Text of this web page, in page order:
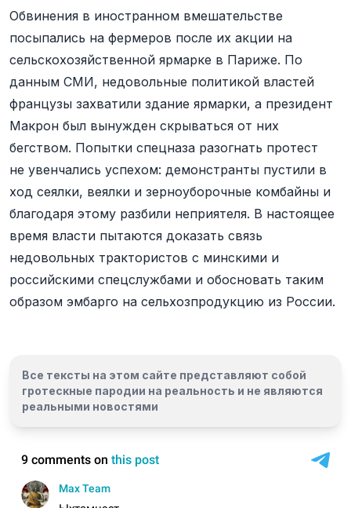
Обвинения в иностранном вмешательстве
посыпались на фермеров после их акции на
сельскохозяйственной ярмарке в Париже. По
данным СМИ, недовольные политикой властей
французы захватили здание ярмарки, а президент
Макрон был вынужден скрываться от них
бегством. Попытки спецназа разогнать протест
не увенчались успехом: демонстранты пустили в
ход сеялки, веялки и зерноуборочные комбайны и
благодаря этому разбили неприятеля. В настоящее
время власти пытаются доказать связь
недовольных трактористов с минскими и
российскими спецслужбами и обосновать таким
образом эмбарго на сельхозпродукцию из России.
Все тексты на этом сайте представляют собой
гротескные пародии на реальность и не являются
реальными новостями